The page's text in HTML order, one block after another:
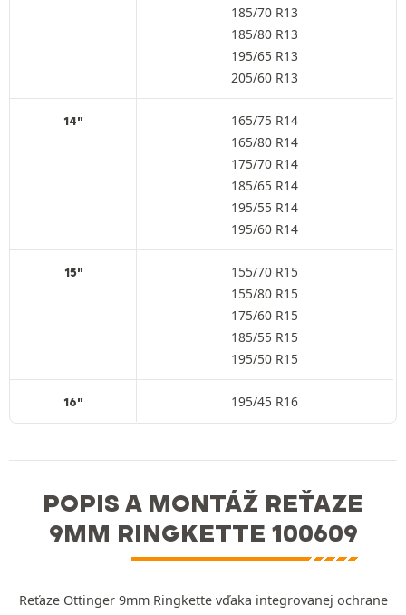
185/70 R13
185/80 R13
195/65 R13
205/60 R13
14"
165/75 R14
165/80 R14
175/70 R14
185/65 R14
195/55 R14
195/60 R14
15"
155/70 R15
155/80 R15
175/60 R15
185/55 R15
195/50 R15
16" 195/45 R16
POPIS A MONTÁŽ REŤAZE
9MM RINGKETTE 100609
Reťaze Ottinger 9mm Ringkette vďaka integrovanej ochrane